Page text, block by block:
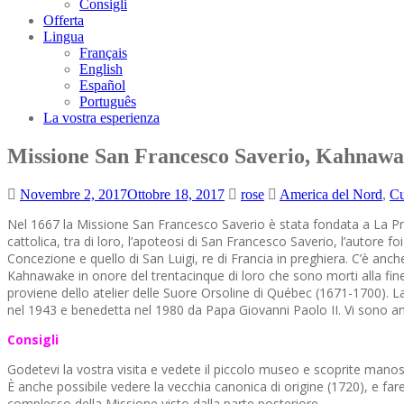
Consigli
Offerta
Lingua
Français
English
Español
Português
La vostra esperienza
Missione San Francesco Saverio,
Novembre 2, 2017Ottobre 18, 2017 rose America del Nord,
Nel 1667 la Missione San Francesco Saverio è stata fondata a La
cattolica, tra di loro, l’apoteosi di San Francesco Saverio, l’autore
Concezione e quello di San Luigi, re di Francia in preghiera. C’è
Kahnawake in onore del trentacinque di loro che sono morti alla
proviene dello atelier delle Suore Orsoline di Québec (1671-1700).
nel 1943 e benedetta nel 1980 da Papa Giovanni Paolo II. Vi sono
Consigli
Godetevi la vostra visita e vedete il piccolo museo e scoprite
È anche possibile vedere la vecchia canonica di origine (1720), e